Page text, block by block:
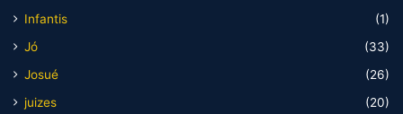
Infantis
(1)
Jó
(33)
Josué
(26)
juizes
(20)